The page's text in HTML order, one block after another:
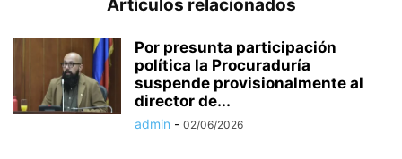
Artículos relacionados
Por presunta participación
política la Procuraduría
suspende provisionalmente al
director de...
admin - 02/06/2026